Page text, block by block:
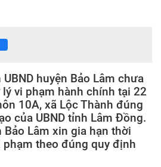
huyện Bảo Lâm chưa
vi phạm hành chính tại 22
10A, xã Lộc Thành đúng
của UBND tỉnh Lâm Đồng.
Bảo Lâm xin gia hạn thời
theo đúng quy định